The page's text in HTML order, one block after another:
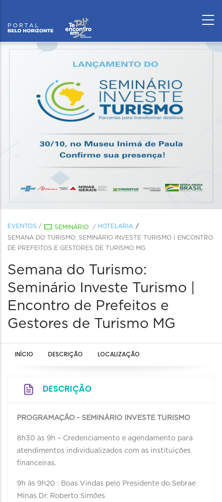
EVENTOS / SEMINÁRIO / HOTELARIA
SEMANA DO TURISMO: SEMINÁRIO INVESTE TURISMO | ENCONTRO
DE PREFEITOS E GESTORES DE TURISMO MG
Semana do Turismo:
Seminário Investe Turismo |
Encontro de Prefeitos e
Gestores de Turismo MG
INÍCIO DESCRIÇÃO LOCALIZAÇÃO
DESCRIÇÃO
PROGRAMAÇÃO - SEMINÁRIO INVESTE TURISMO
8h30 às 9h – Credenciamento e agendamento para
atendimentos individualizados com as instituições
financeiras.
9h às 9h20 : Boas Vindas pelo Presidente do Sebrae
Minas Dr. Roberto Simões